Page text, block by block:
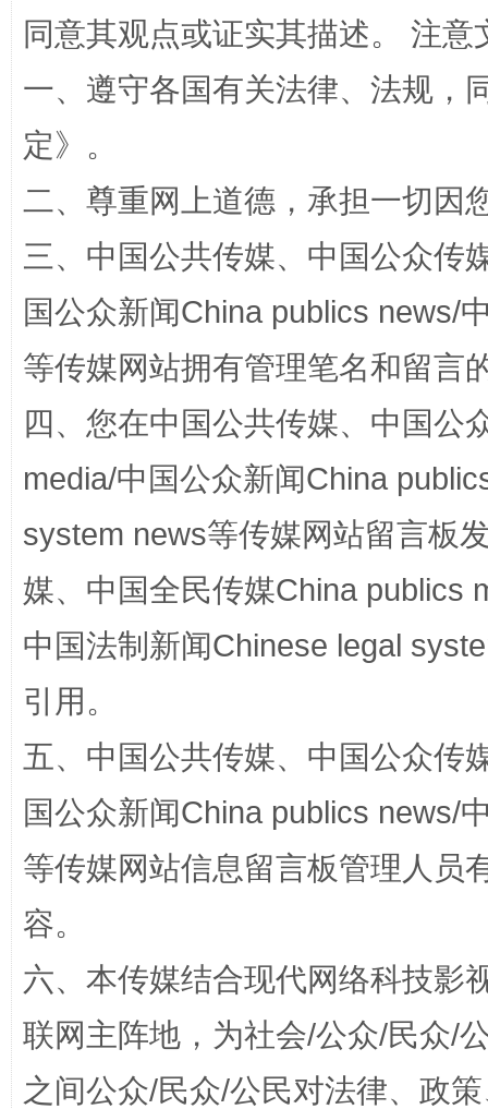
阿坝州三大球赛在茂县开幕 规模
同意其观点或证实其描述。 注
一、遵守各国有关法律、法规，
定》。
二、尊重网上道德，承担一切因
三、中国公共传媒、中国公众传
国公众新闻China publics news/
等传媒网站拥有管理笔名和留言
四、您在中国公共传媒、中国公
media/中国公众新闻China
system news等传媒网站留言板
媒、中国全民传媒China publics
中国法制新闻Chinese legal
引用。
五、中国公共传媒、中国公众传
国公众新闻China publics news/
等传媒网站信息留言板管理人员
容。
六、本传媒结合现代网络科技影
联网主阵地，为社会/公众/民众/
之间公众/民众/公民对法律、政